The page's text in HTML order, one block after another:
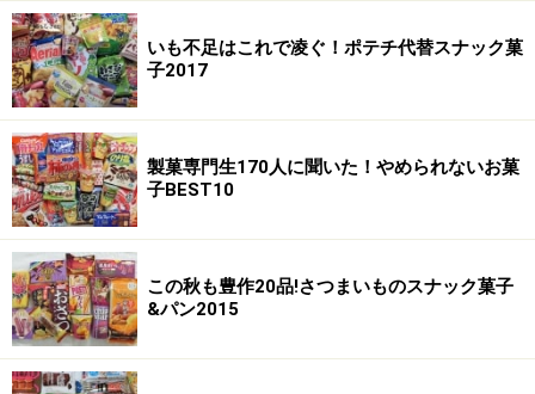
いも不足はこれで凌ぐ！ポテチ代替スナック菓
子2017
製菓専門生170人に聞いた！やめられないお菓
子BEST10
この秋も豊作20品!さつまいものスナック菓子
&パン2015